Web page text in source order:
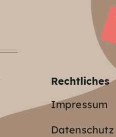
Rechtliches
Impressum
Datenschutz